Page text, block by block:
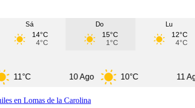
Sá
14°C
4°C
Do
15°C
1°C
Lu
12°C
4°C
10°C